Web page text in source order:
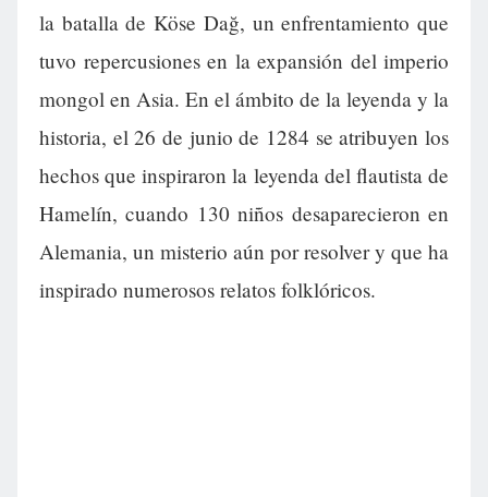
la batalla de Köse Dağ, un enfrentamiento que
tuvo repercusiones en la expansión del imperio
mongol en Asia. En el ámbito de la leyenda y la
historia, el 26 de junio de 1284 se atribuyen los
hechos que inspiraron la leyenda del flautista de
Hamelín, cuando 130 niños desaparecieron en
Alemania, un misterio aún por resolver y que ha
inspirado numerosos relatos folklóricos.